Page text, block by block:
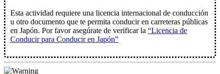
Esta actividad requiere una licencia internacional de conducción
u otro documento que te permita conducir en carreteras públicas
en Japón. Por favor asegúrate de verificar la “Licencia de
Conducir para Conducir en Japón”